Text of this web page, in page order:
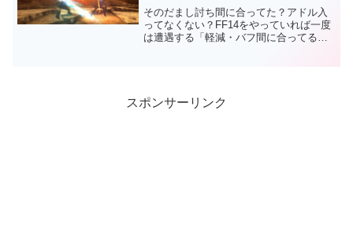
そのだまし討ち間に合ってた？アドル入
ってなくない？FF14をやっていれば一度
は遭遇する「軽減・バフ間に合ってる」
スポンサーリンク